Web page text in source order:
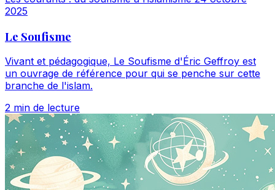
2025
Le Soufisme
Vivant et pédagogique, Le Soufisme d'Éric Geffroy est
un ouvrage de référence pour qui se penche sur cette
branche de l'islam.
2 min de lecture